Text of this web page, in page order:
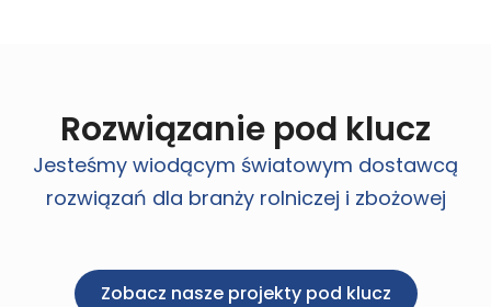
Rozwiązanie pod klucz
Jesteśmy wiodącym światowym dostawcą
rozwiązań dla branży rolniczej i zbożowej
Zobacz nasze projekty pod klucz